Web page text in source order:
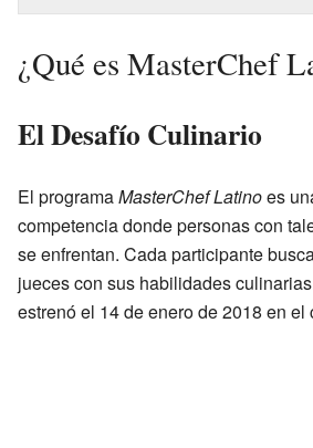
¿Qué es MasterChef
El Desafío Culinario
El programaMasterChef Latinoes
competencia donde personas con
se enfrentan. Cada participante
jueces con sus habilidades
estrenó el 14 de enero de 2018 en el